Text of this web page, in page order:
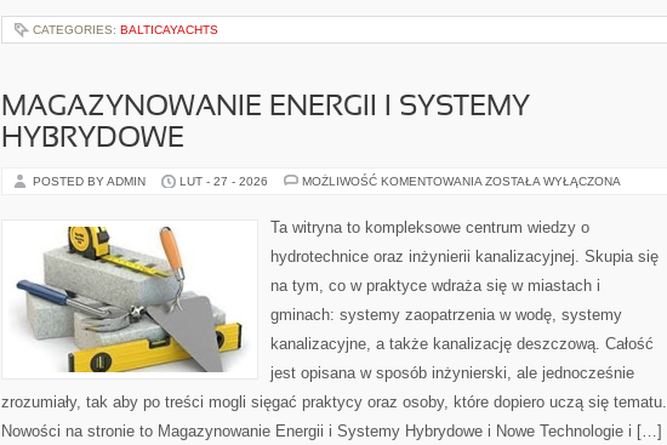
CATEGORIES: BALTICAYACHTS
MAGAZYNOWANIE ENERGII I SYSTEMY
HYBRYDOWE
POSTED BY ADMIN LUT - 27 - 2026 MOŻLIWOŚĆ KOMENTOWANIA MAGAZYNOWANIE
SYSTEMY
HYBRYDOWE
ZOSTAŁA WYŁĄCZONA
Ta witryna to kompleksowe centrum wiedzy o
hydrotechnice oraz inżynierii kanalizacyjnej. Skupia się
na tym, co w praktyce wdraża się w miastach i
gminach: systemy zaopatrzenia w wodę, systemy
kanalizacyjne, a także kanalizację deszczową. Całość
jest opisana w sposób inżynierski, ale jednocześnie
zrozumiały, tak aby po treści mogli sięgać praktycy oraz osoby, które dopiero uczą się tematu.
Nowości na stronie to Magazynowanie Energii i Systemy Hybrydowe i Nowe Technologie i […]